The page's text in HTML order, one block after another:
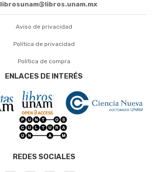
librosunam@libros.unam.mx
Aviso de privacidad
Política de privacidad
Política de compra
ENLACES DE INTERÉS
REDES SOCIALES